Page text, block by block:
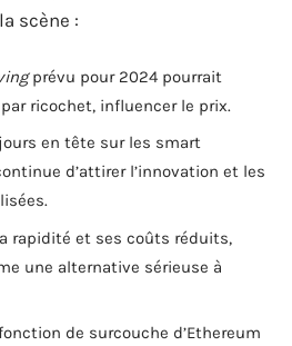
scène :
prévu pour 2024 pourrait
ricochet, influencer le prix.
en tête sur les smart
d’attirer l’innovation et les
rapidité et ses coûts réduits,
une alternative sérieuse à
de surcouche d’Ethereum